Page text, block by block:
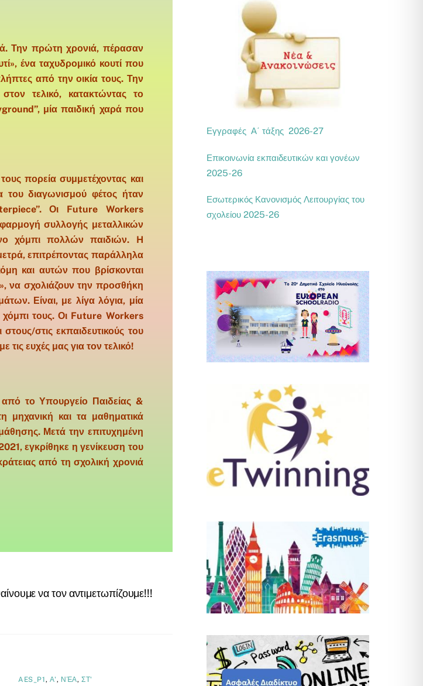
Την πρώτη χρονιά, πέρασαν
ένα ταχυδρομικό κουτί που
από την οικία τους. Την
τελικό, κατακτώντας το
μία παιδική χαρά που
πορεία συμμετέχοντας και
διαγωνισμού φέτος ήταν
Οι Future Workers
συλλογής μεταλλικών
χόμπι πολλών παιδιών. H
επιτρέποντας παράλληλα
και αυτών που βρίσκονται
να σχολιάζουν την προσθήκη
Είναι, με λίγα λόγια, μία
χόμπι τους. Οι Future Workers
στις εκπαιδευτικούς του
ευχές μας για τον τελικό!
το Υπουργείο Παιδείας &
μηχανική και τα μαθηματικά
Μετά την επιτυχημένη
εγκρίθηκε η γενίκευση του
από τη σχολική χρονιά
να τον αντιμετωπίζουμε!!!
AES_P1 , Α', ΝΈΑ,ΣΤ'
Εγγραφές Α΄ τάξης 2026-27
Επικοινωνία εκπαιδευτικών και γονέων
2025-26
Εσωτερικός Κανονισμός Λειτουργίας του
σχολείου 2025-26